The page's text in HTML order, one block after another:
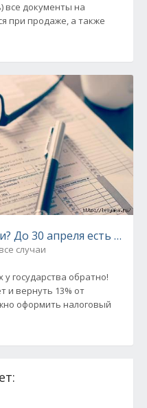
все документы на
при продаже, а также
До 30 апреля есть шанс
случаи
у государства обратно!
и вернуть 13% от
оформить налоговый